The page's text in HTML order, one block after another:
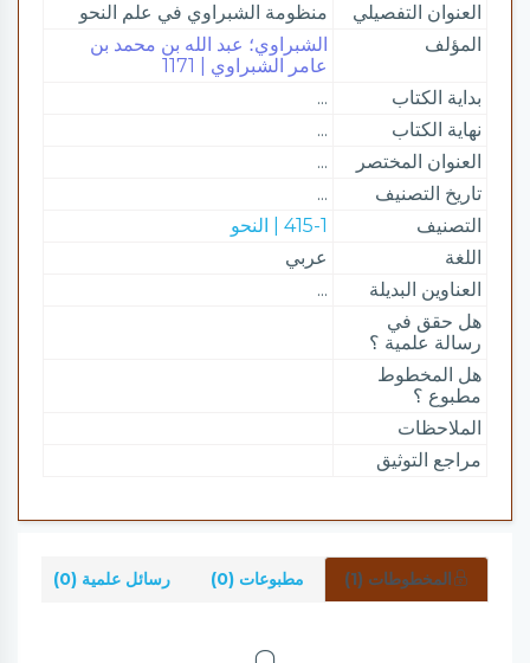
العنوان التفصيلي
منظومة الشبراوي في علم النحو
المؤلف
الشبراوي؛ عبد الله بن محمد بن
عامر الشبراوي | 1171
بداية الكتاب
...
نهاية الكتاب
...
العنوان المختصر
...
تاريخ التصنيف
...
التصنيف
415-1 | النحو
اللغة
عربي
العناوين البديلة
...
هل حقق في
رسالة علمية ؟
هل المخطوط
مطبوع ؟
الملاحظات
مراجع التوثيق
المخطوطات (1) مطبوعات (0) رسائل علمية (0)